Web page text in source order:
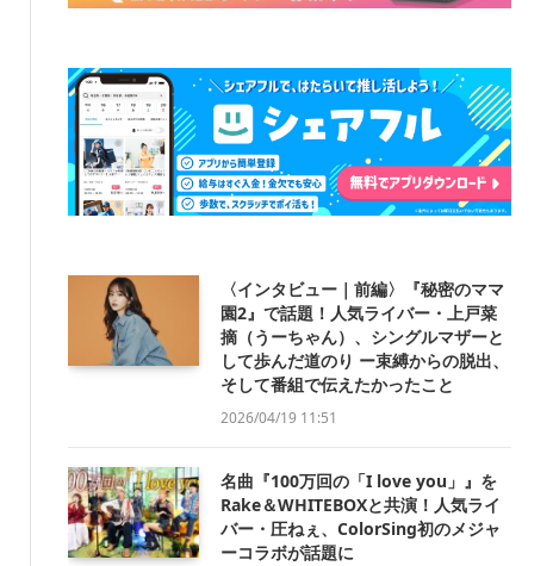
〈インタビュー｜前編〉『秘密のママ
園2』で話題！人気ライバー・上戸菜
摘（うーちゃん）、シングルマザーと
して歩んだ道のり ー束縛からの脱出、
そして番組で伝えたかったこと
2026/04/19 11:51
名曲『100万回の「I love you」』を
Rake＆WHITEBOXと共演！人気ライ
バー・圧ねぇ、ColorSing初のメジャ
ーコラボが話題に